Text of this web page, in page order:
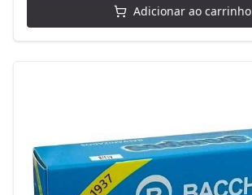
Adicionar ao carrinho